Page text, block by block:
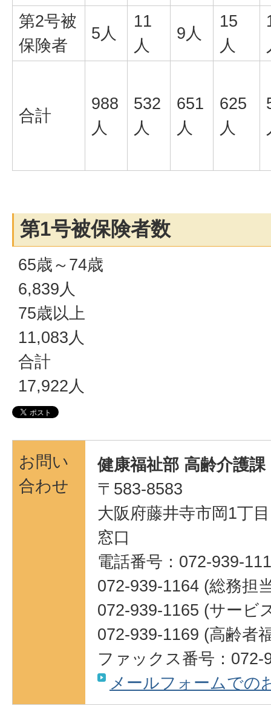
第2号被
保険者
5人
11
人
9人
15
人
合計
988
人
532
人
651
人
625
人
第1号被保険者数
65歳～74歳
6,839人
75歳以上
11,083人
合計
17,922人
お問い
合わせ
健康福祉部 高齢介護課
〒583-8583
大阪府藤井寺市岡1丁
窓口
電話番号：072-939-
072-939-1164 (総務担
072-939-1165 (サービ
072-939-1169 (高齢者
ファックス番号：072-
メールフォームでの